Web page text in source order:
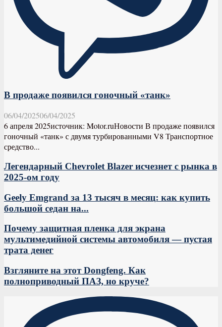
В продаже появился гоночный «танк»
06/04/202506/04/2025
6 апреля 2025источник: Motor.ruНовости В продаже появился
гоночный «танк» с двумя турбированными V8 Транспортное
средство...
Легендарный Chevrolet Blazer исчезнет с рынка в
2025-ом году
Geely Emgrand за 13 тысяч в месяц: как купить
большой седан на...
Почему защитная пленка для экрана
мультимедийной системы автомобиля — пустая
трата денег
Взгляните на этот Dongfeng. Как
полноприводный ПАЗ, но круче?